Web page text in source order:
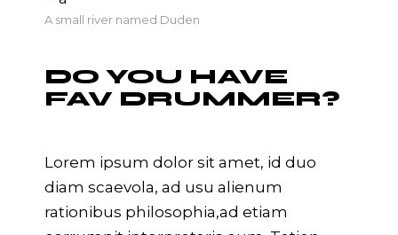
A small river named Duden
DO YOU HAVE
FAV DRUMMER?
Lorem ipsum dolor sit amet, id duo
diam scaevola, ad usu alienum
rationibus philosophia,ad etiam